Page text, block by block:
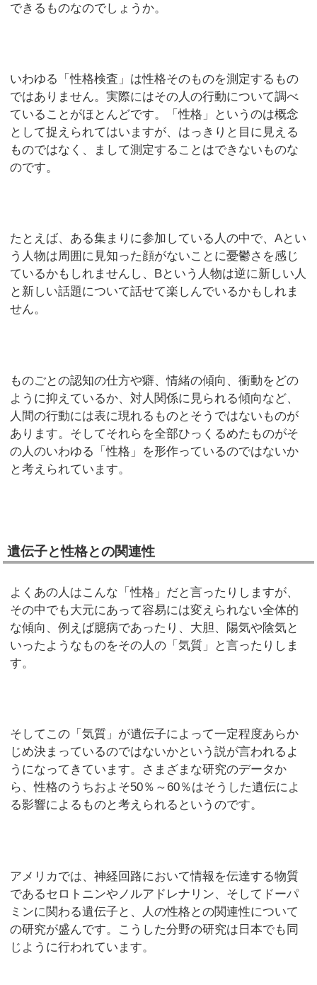
できるものなのでしょうか。
いわゆる「性格検査」は性格そのものを測定するもの
ではありません。実際にはその人の行動について調べ
ていることがほとんどです。「性格」というのは概念
として捉えられてはいますが、はっきりと目に見える
ものではなく、まして測定することはできないものな
のです。
たとえば、ある集まりに参加している人の中で、Aとい
う人物は周囲に見知った顔がないことに憂鬱さを感じ
ているかもしれませんし、Bという人物は逆に新しい人
と新しい話題について話せて楽しんでいるかもしれま
せん。
ものごとの認知の仕方や癖、情緒の傾向、衝動をどの
ように抑えているか、対人関係に見られる傾向など、
人間の行動には表に現れるものとそうではないものが
あります。そしてそれらを全部ひっくるめたものがそ
の人のいわゆる「性格」を形作っているのではないか
と考えられています。
遺伝子と性格との関連性
よくあの人はこんな「性格」だと言ったりしますが、
その中でも大元にあって容易には変えられない全体的
な傾向、例えば臆病であったり、大胆、陽気や陰気と
いったようなものをその人の「気質」と言ったりしま
す。
そしてこの「気質」が遺伝子によって一定程度あらか
じめ決まっているのではないかという説が言われるよ
うになってきています。さまざまな研究のデータか
ら、性格のうちおよそ50％～60％はそうした遺伝によ
る影響によるものと考えられるというのです。
アメリカでは、神経回路において情報を伝達する物質
であるセロトニンやノルアドレナリン、そしてドーパ
ミンに関わる遺伝子と、人の性格との関連性について
の研究が盛んです。こうした分野の研究は日本でも同
じように行われています。